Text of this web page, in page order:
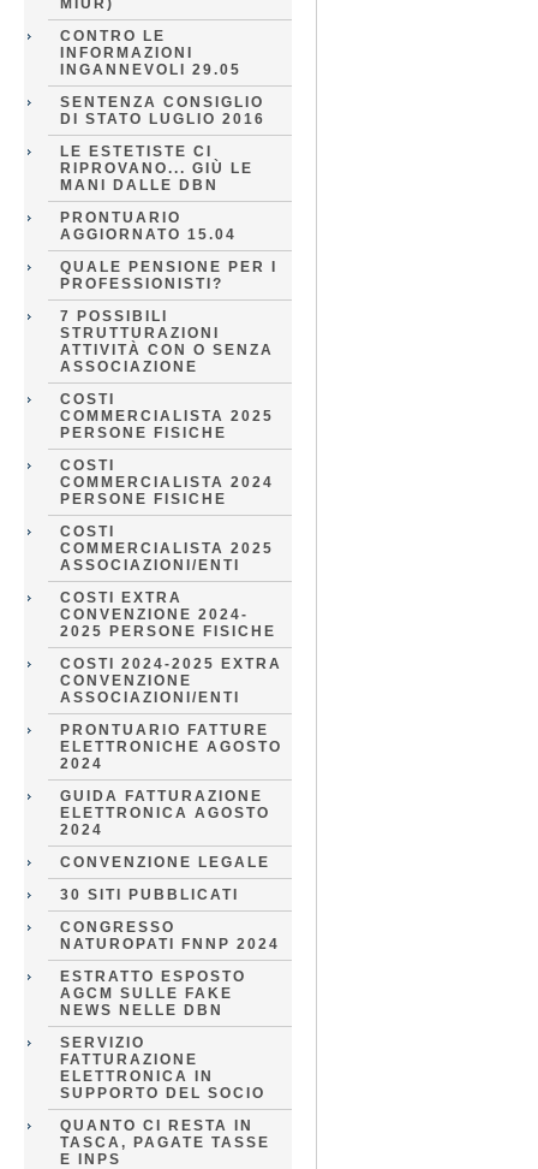
MIUR)
CONTRO LE
INFORMAZIONI
INGANNEVOLI 29.05
SENTENZA CONSIGLIO
DI STATO LUGLIO 2016
LE ESTETISTE CI
RIPROVANO... GIÙ LE
MANI DALLE DBN
PRONTUARIO
AGGIORNATO 15.04
QUALE PENSIONE PER I
PROFESSIONISTI?
7 POSSIBILI
STRUTTURAZIONI
ATTIVITÀ CON O SENZA
ASSOCIAZIONE
COSTI
COMMERCIALISTA 2025
PERSONE FISICHE
COSTI
COMMERCIALISTA 2024
PERSONE FISICHE
COSTI
COMMERCIALISTA 2025
ASSOCIAZIONI/ENTI
COSTI EXTRA
CONVENZIONE 2024-
2025 PERSONE FISICHE
COSTI 2024-2025 EXTRA
CONVENZIONE
ASSOCIAZIONI/ENTI
PRONTUARIO FATTURE
ELETTRONICHE AGOSTO
2024
GUIDA FATTURAZIONE
ELETTRONICA AGOSTO
2024
CONVENZIONE LEGALE
30 SITI PUBBLICATI
CONGRESSO
NATUROPATI FNNP 2024
ESTRATTO ESPOSTO
AGCM SULLE FAKE
NEWS NELLE DBN
SERVIZIO
FATTURAZIONE
ELETTRONICA IN
SUPPORTO DEL SOCIO
QUANTO CI RESTA IN
TASCA, PAGATE TASSE
E INPS